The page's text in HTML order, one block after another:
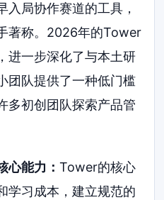
入局协作赛道的工具，
著称。2026年的Tower
进一步深化了与本土研
团队提供了一种低门槛
多初创团队探索产品管
心能力：Tower的核心
学习成本，建立规范的